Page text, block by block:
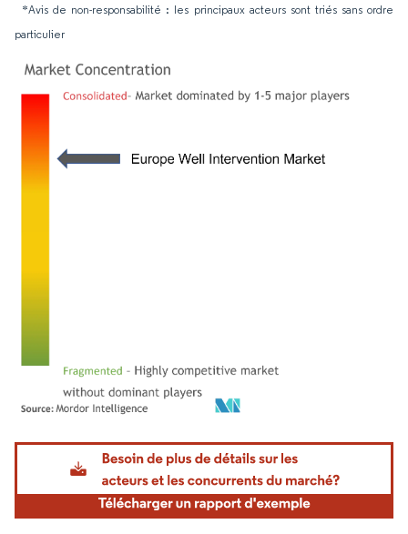
*Avis de non-responsabilité : les principaux acteurs sont triés sans ordre
particulier
Image © Mordor Intelligence. La réutilisation nécessite une attribution sous CC BY